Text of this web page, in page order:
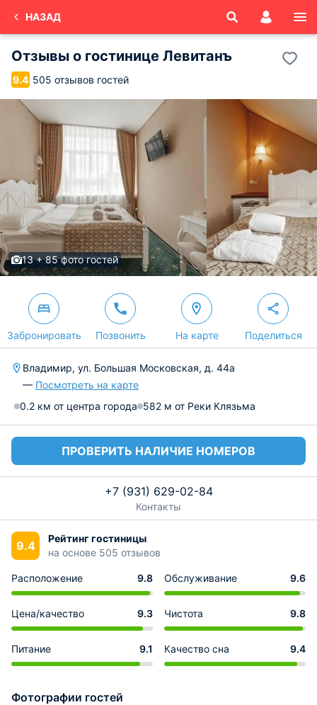
НАЗАД
Отзывы о гостинице Левитанъ
9.4 505 отзывов гостей
13 + 85 фото гостей
Забронировать Позвонить На карте Поделиться
Владимир, ул. Большая Московская, д. 44а
— Посмотреть на карте
0.2 км от центра города 582 м от Реки Клязьма
ПРОВЕРИТЬ НАЛИЧИЕ НОМЕРОВ
+7 (931) 629-02-84
Контакты
9.4
Рейтинг гостиницы
на основе 505 отзывов
Расположение 9.8 Обслуживание 9.6
Цена/качество 9.3 Чистота 9.8
Питание 9.1 Качество сна 9.4
Фотографии гостей